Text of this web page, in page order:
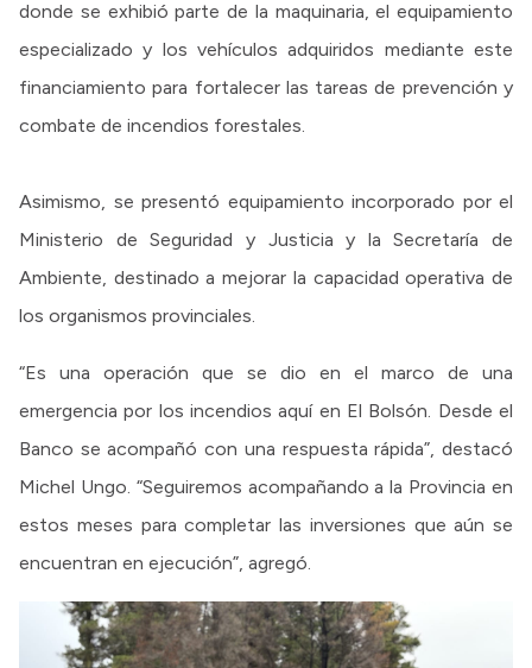
donde se exhibió parte de la maquinaria, el equipamiento
especializado y los vehículos adquiridos mediante este
financiamiento para fortalecer las tareas de prevención y
combate de incendios forestales.
Asimismo, se presentó equipamiento incorporado por el
Ministerio de Seguridad y Justicia y la Secretaría de
Ambiente, destinado a mejorar la capacidad operativa de
los organismos provinciales.
“Es una operación que se dio en el marco de una
emergencia por los incendios aquí en El Bolsón. Desde el
Banco se acompañó con una respuesta rápida”, destacó
Michel Ungo. “Seguiremos acompañando a la Provincia en
estos meses para completar las inversiones que aún se
encuentran en ejecución”, agregó.